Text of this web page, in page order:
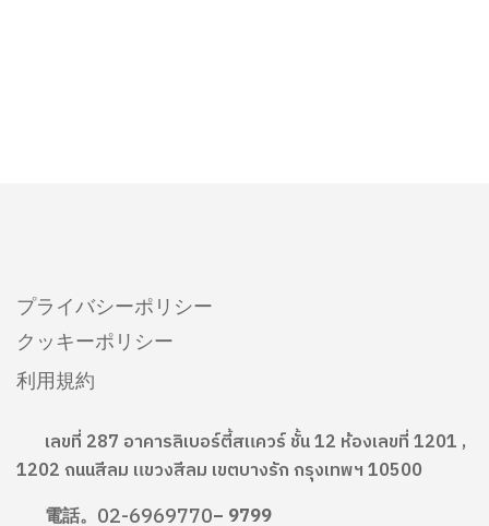
プライバシーポリシー
クッキーポリシー
利用規約
เลขที่ 287 อาคารลิเบอร์ตี้สแควร์ ชั้น 12 ห้องเลขที่ 1201 ,
1202 ถนนสีลม แขวงสีลม เขตบางรัก กรุงเทพฯ 10500
電話。 02-6969770– 9799